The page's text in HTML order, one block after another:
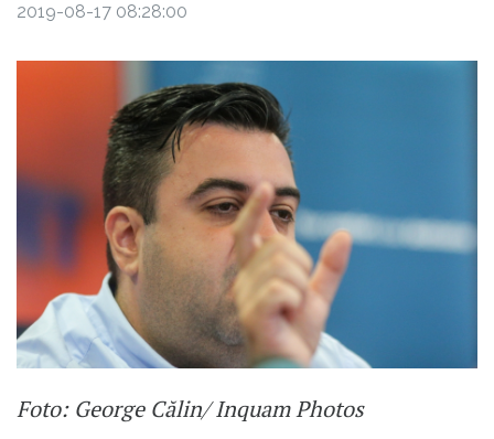
2019-08-17 08:28:00
Foto: George Călin/ Inquam Photos